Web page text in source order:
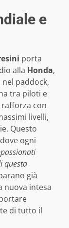
e
porta
alla Honda,
paddock,
tra piloti e
rafforza con
livelli,
Questo
ogni
questa
già
nuova intesa
di tutto il